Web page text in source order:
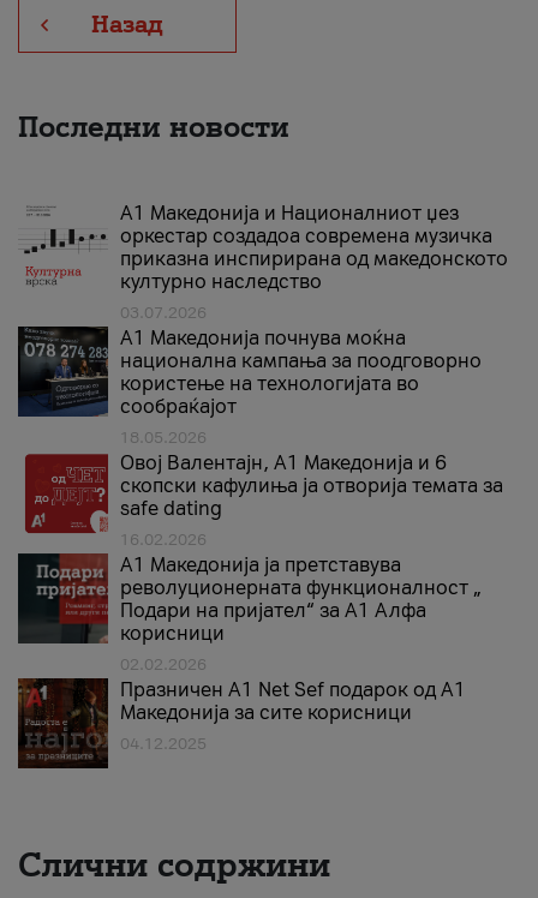
Назад
Последни новости
А1 Македонија и Националниот џез
оркестар создадоа современа музичка
приказна инспирирана од македонското
културно наследство
03.07.2026
A1 Македонија почнува моќна
национална кампања за поодговорно
користење на технологијата во
сообраќајот
18.05.2026
Овој Валентајн, A1 Македонија и 6
скопски кафулиња ја отворија темата за
safe dating
16.02.2026
А1 Македонија ја претставува
револуционерната функционалност „
Подари на пријател“ за А1 Алфа
корисници
02.02.2026
Празничен A1 Net Sеf подарок од А1
Македонија за сите корисници
04.12.2025
Слични содржини